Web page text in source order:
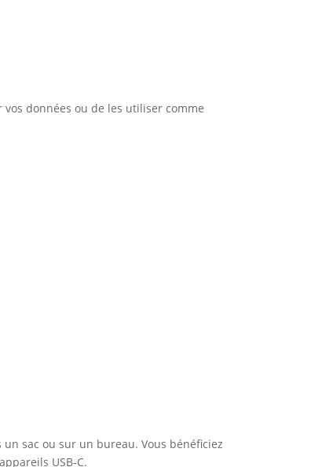
données ou de les utiliser comme
sac ou sur un bureau. Vous bénéficiez
USB‑C.